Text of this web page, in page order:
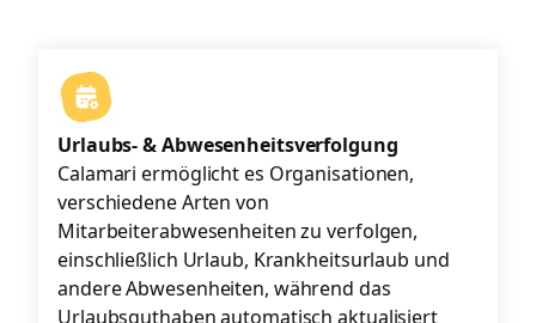
Urlaubs- & Abwesenheitsverfolgung
Calamari ermöglicht es Organisationen,
verschiedene Arten von
Mitarbeiterabwesenheiten zu verfolgen,
einschließlich Urlaub, Krankheitsurlaub und
andere Abwesenheiten, während das
Urlaubsguthaben automatisch aktualisiert